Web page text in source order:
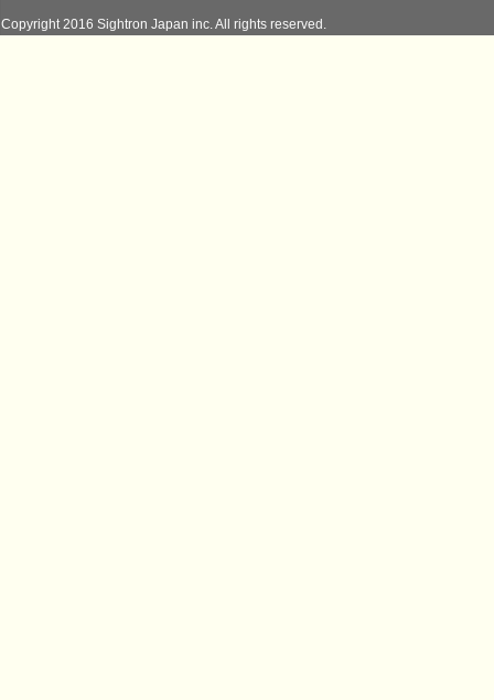
Copyright 2016 Sightron Japan inc. All rights reserved.